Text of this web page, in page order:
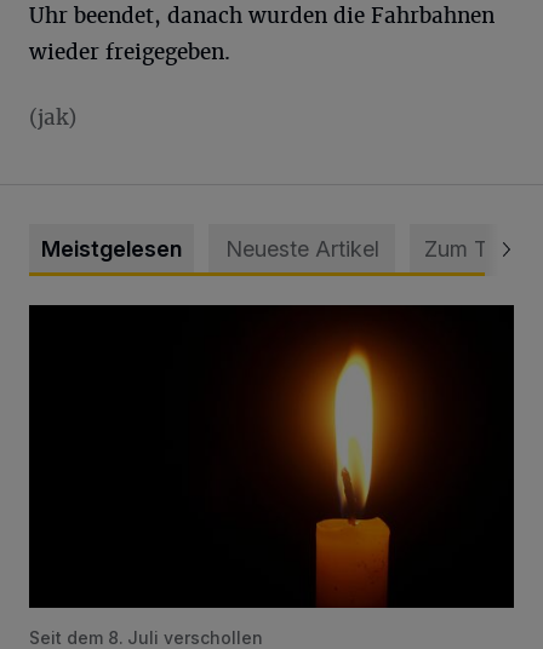
Uhr beendet, danach wurden die Fahrbahnen
wieder freigegeben.
(jak)
Meistgelesen Neueste Artikel Zum Thema
Seit dem 8. Juli verschollen